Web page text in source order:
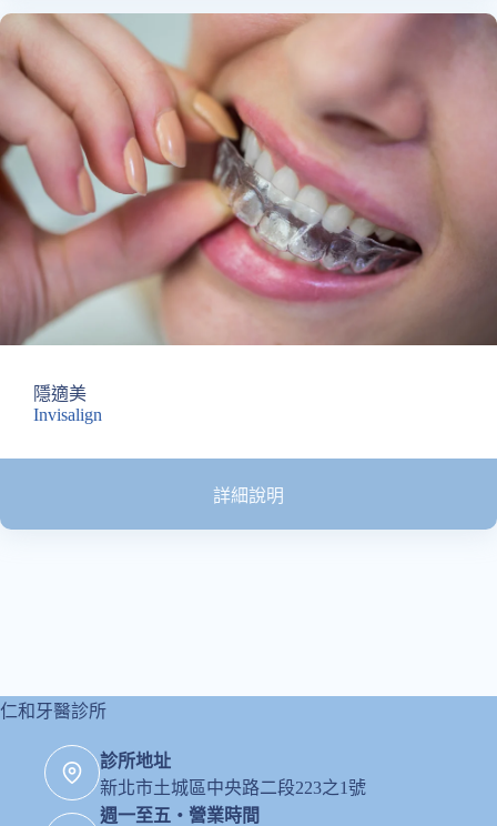
隱適美
Invisalign
詳細說明
仁和牙醫診所
診所地址
新北市土城區中央路二段223之1號
週一至五・營業時間